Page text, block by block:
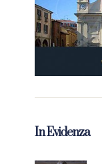
In Evidenza